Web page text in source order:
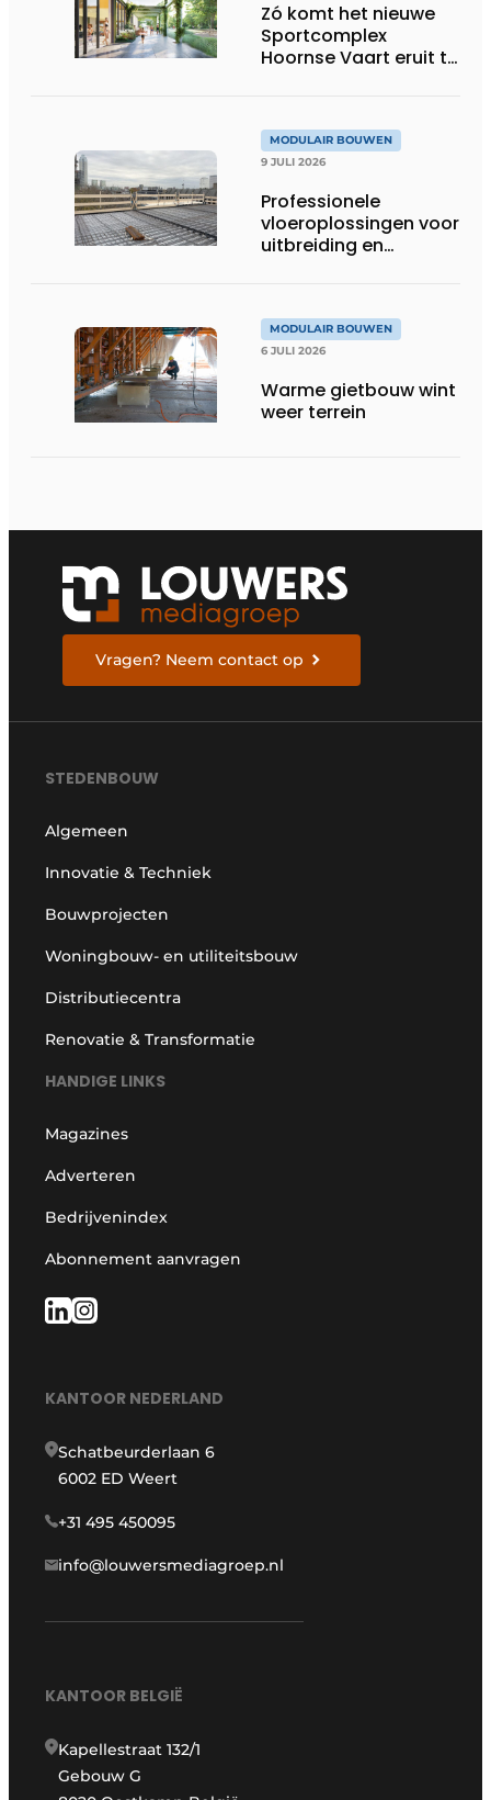
Zó komt het nieuwe
Sportcomplex
Hoornse Vaart eruit te
MODULAIR BOUWEN
9 JULI 2026
Professionele
vloeroplossingen voor
uitbreiding en
MODULAIR BOUWEN
6 JULI 2026
Warme gietbouw wint
weer terrein
Vragen? Neem contact op
STEDENBOUW
Algemeen
Innovatie & Techniek
Bouwprojecten
Woningbouw- en utiliteitsbouw
Distributiecentra
Renovatie & Transformatie
HANDIGE LINKS
Magazines
Adverteren
Bedrijvenindex
Abonnement aanvragen
KANTOOR NEDERLAND
Schatbeurderlaan 6
6002 ED Weert
+31 495 450095
info@louwersmediagroep.nl
KANTOOR BELGIË
Kapellestraat 132/1
Gebouw G